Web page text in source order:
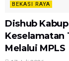
BEKASI RAYA
Dishub
Keselamatan
Melalui MPLS